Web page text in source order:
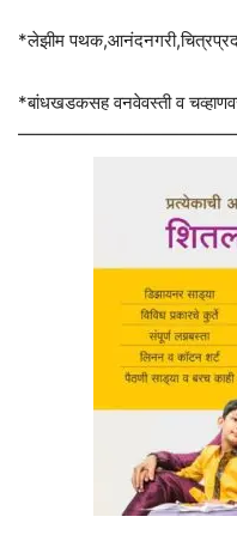
*लेझीम
*बांधखडकसह वनवेवस्ती व